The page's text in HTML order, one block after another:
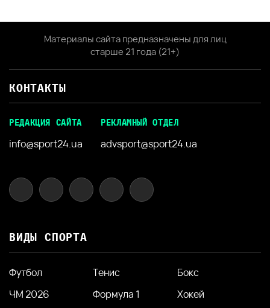
Материалы сайта предназначены для лиц
старше 21 года (21+)
КОНТАКТЫ
РЕДАКЦИЯ САЙТА
info@sport24.ua
РЕКЛАМНЫЙ ОТДЕЛ
advsport@sport24.ua
ВИДЫ СПОРТА
Футбол Тенис
Бокс
ЧМ 2026
Формула 1
Хокей